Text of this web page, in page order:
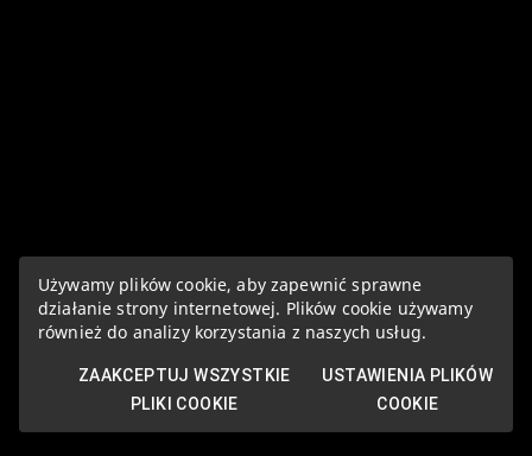
Używamy plików cookie, aby zapewnić sprawne
działanie strony internetowej. Plików cookie używamy
również do analizy korzystania z naszych usług.
ZAAKCEPTUJ WSZYSTKIE
PLIKI COOKIE
USTAWIENIA PLIKÓW
COOKIE